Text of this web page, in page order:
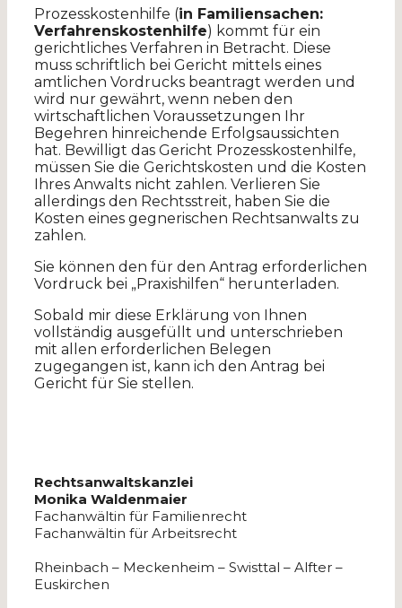
Prozesskostenhilfe (in Familiensachen:
Verfahrenskostenhilfe) kommt für ein
gerichtliches Verfahren in Betracht. Diese
muss schriftlich bei Gericht mittels eines
amtlichen Vordrucks beantragt werden und
wird nur gewährt, wenn neben den
wirtschaftlichen Voraussetzungen Ihr
Begehren hinreichende Erfolgsaussichten
hat. Bewilligt das Gericht Prozesskostenhilfe,
müssen Sie die Gerichtskosten und die Kosten
Ihres Anwalts nicht zahlen. Verlieren Sie
allerdings den Rechtsstreit, haben Sie die
Kosten eines gegnerischen Rechtsanwalts zu
zahlen.
Sie können den für den Antrag erforderlichen
Vordruck bei „Praxishilfen“ herunterladen.
Sobald mir diese Erklärung von Ihnen
vollständig ausgefüllt und unterschrieben
mit allen erforderlichen Belegen
zugegangen ist, kann ich den Antrag bei
Gericht für Sie stellen.
Rechtsanwaltskanzlei
Monika Waldenmaier
Fachanwältin für Familienrecht
Fachanwältin für Arbeitsrecht
Rheinbach – Meckenheim – Swisttal – Alfter –
Euskirchen